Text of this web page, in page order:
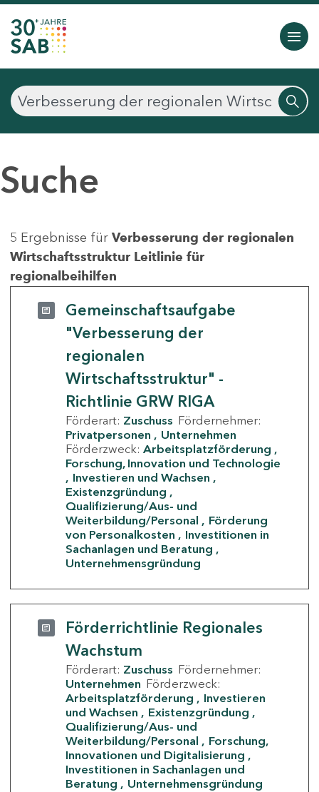
Suche
5 Ergebnisse für Verbesserung der regionalen
Wirtschaftsstruktur Leitlinie für
regionalbeihilfen
Gemeinschaftsaufgabe
"Verbesserung der
regionalen
Wirtschaftsstruktur" -
Richtlinie GRW RIGA
Förderart: Zuschuss Fördernehmer:
Privatpersonen
Unternehmen
Förderzweck: Arbeitsplatzförderung
Forschung, Innovation und Technologie
Investieren und Wachsen
Existenzgründung
Qualifizierung/Aus- und
Weiterbildung/Personal
Förderung
von Personalkosten
Investitionen in
Sachanlagen und Beratung
Unternehmensgründung
Förderrichtlinie Regionales
Wachstum
Förderart: Zuschuss Fördernehmer:
Unternehmen Förderzweck:
Arbeitsplatzförderung
Investieren
und Wachsen
Existenzgründung
Qualifizierung/Aus- und
Weiterbildung/Personal
Forschung,
Innovationen und Digitalisierung
Investitionen in Sachanlagen und
Beratung
Unternehmensgründung